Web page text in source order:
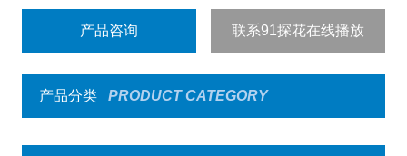
产品咨询 联系91探花在线播放
产品分类 PRODUCT CATEGORY